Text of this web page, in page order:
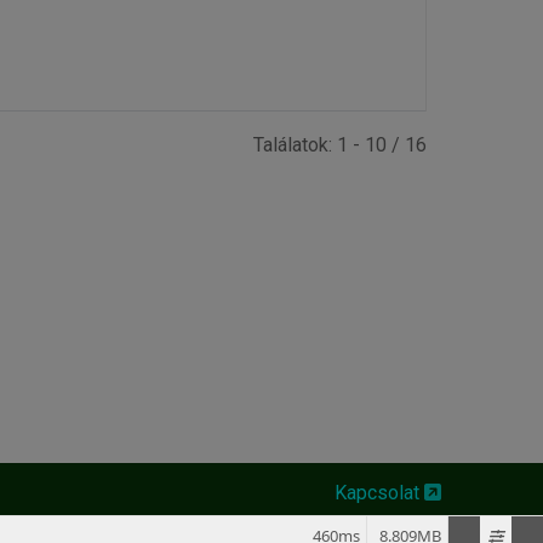
Találatok: 1 - 10 / 16
Kapcsolat
8.809MB
460ms